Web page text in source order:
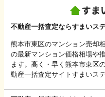
不動産一括査定ならすまいス
熊本市東区のマンション売却
の最新マンション価格相場や
ます。高く・早く熊本市東区
動産一括査定サイトすまいス